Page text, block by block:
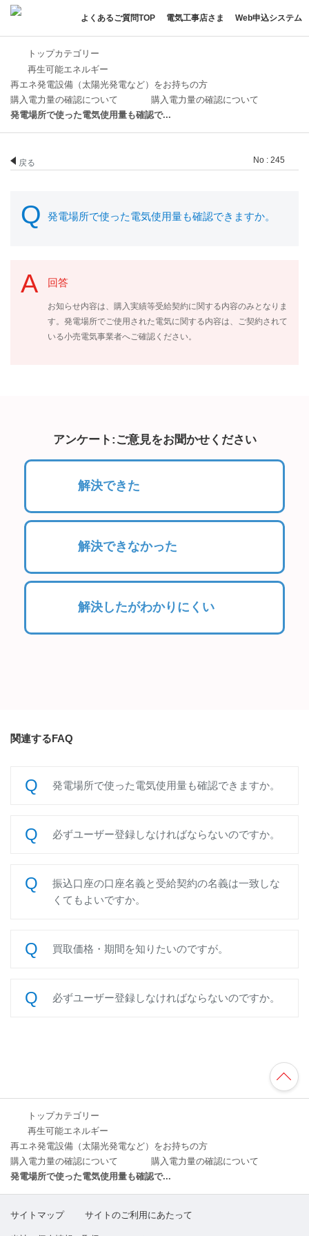
よくあるご質問TOP 電気工事店さま Web申込システム
トップカテゴリー
再生可能エネルギー
再エネ発電設備（太陽光発電など）をお持ちの方
購入電力量の確認について
購入電力量の確認について
発電場所で使った電気使用量も確認で...
戻る No : 245
発電場所で使った電気使用量も確認できますか。
回答
お知らせ内容は、購入実績等受給契約に関する内容のみとなりま
す。発電場所でご使用された電気に関する内容は、ご契約されて
いる小売電気事業者へご確認ください。
アンケート:ご意見をお聞かせください
解決できた
解決できなかった
解決したがわかりにくい
関連するFAQ
発電場所で使った電気使用量も確認できますか。
必ずユーザー登録しなければならないのですか。
振込口座の口座名義と受給契約の名義は一致しな
くてもよいですか。
買取価格・期間を知りたいのですが。
必ずユーザー登録しなければならないのですか。
TO
P
へ
トップカテゴリー
再生可能エネルギー
再エネ発電設備（太陽光発電など）をお持ちの方
購入電力量の確認について
購入電力量の確認について
発電場所で使った電気使用量も確認で...
サイトマップ サイトのご利用にあたって